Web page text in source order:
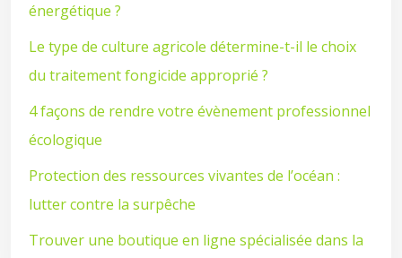
énergétique ?
Le type de culture agricole détermine-t-il le choix
du traitement fongicide approprié ?
4 façons de rendre votre évènement professionnel
écologique
Protection des ressources vivantes de l’océan :
lutter contre la surpêche
Trouver une boutique en ligne spécialisée dans la